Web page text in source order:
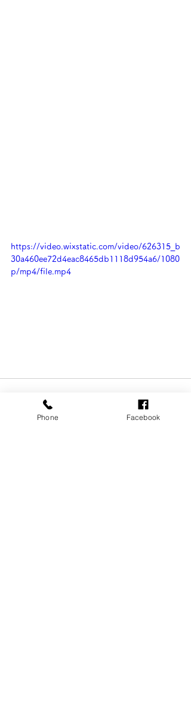
https://video.wixstatic.com/video/626315_b
30a460ee72d4eac8465db1118d954a6/1080
p/mp4/file.mp4
Phone Facebook